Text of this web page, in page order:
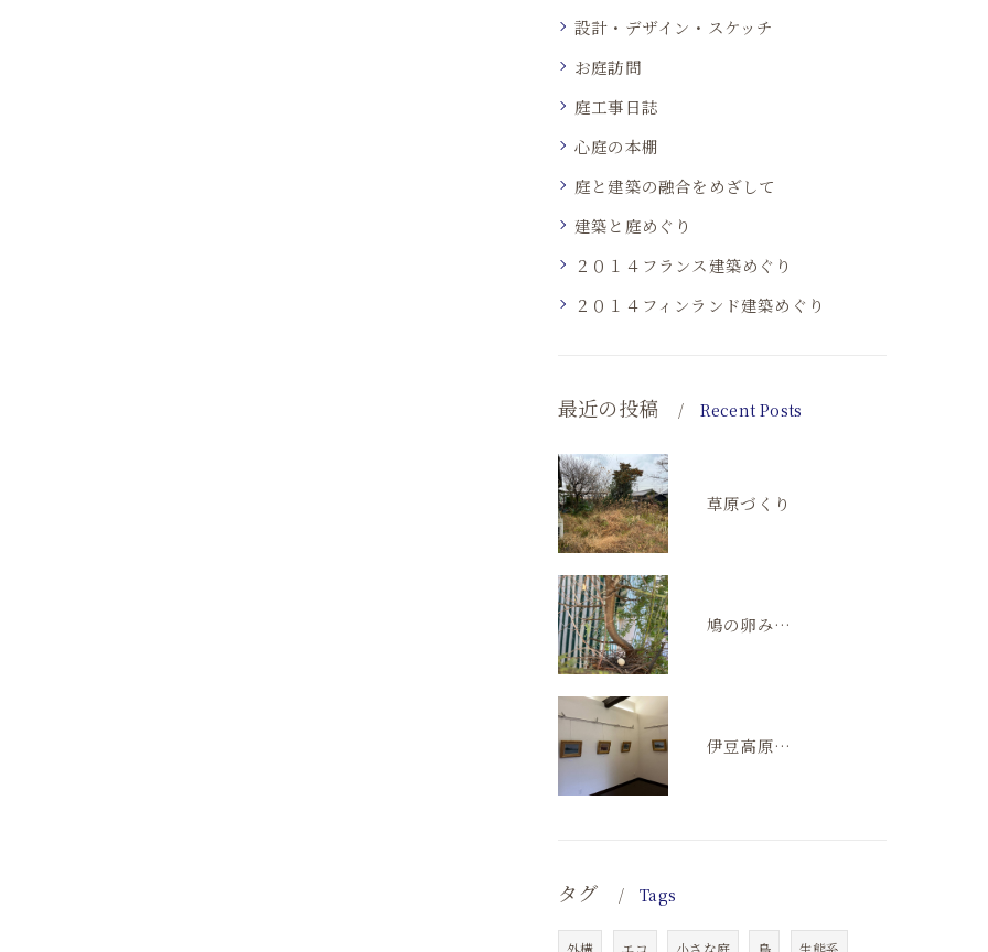
設計・デザイン・スケッチ
お庭訪問
庭工事日誌
心庭の本棚
庭と建築の融合をめざして
建築と庭めぐり
２０１４フランス建築めぐり
２０１４フィンランド建築めぐり
最近の投稿 Recent Posts
草原づくり
鳩の卵みつけた！
伊豆高原の五月祭。ギャラリーゆるメゾン。
タグ Tags
外構 エコ 小さな庭 鳥 生態系